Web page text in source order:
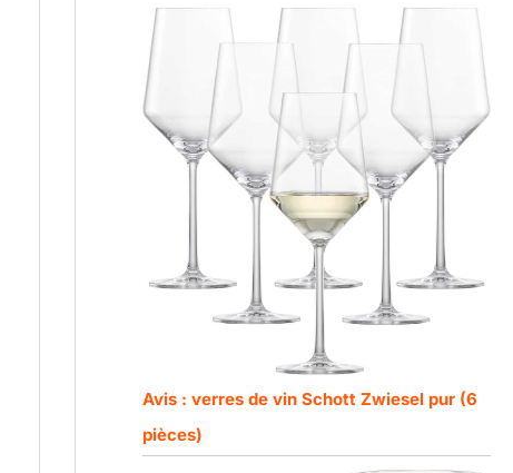
Avis : verres de vin Schott Zwiesel pur (6
pièces)